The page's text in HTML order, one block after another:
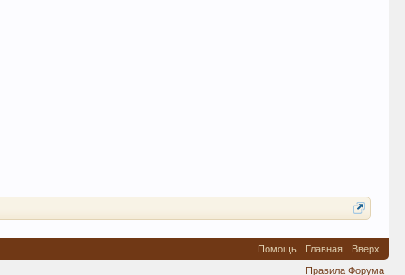
Помощь Главная
Вверх
Правила Форума